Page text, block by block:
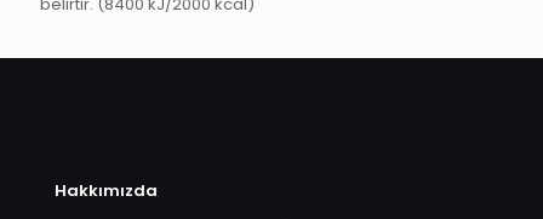
belirtir. (8400 kJ/2000 kcal)
Hakkımızda